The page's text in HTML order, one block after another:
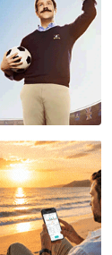
تا 60 درصد تخفیف محصولات جین وست + خرید قسطی